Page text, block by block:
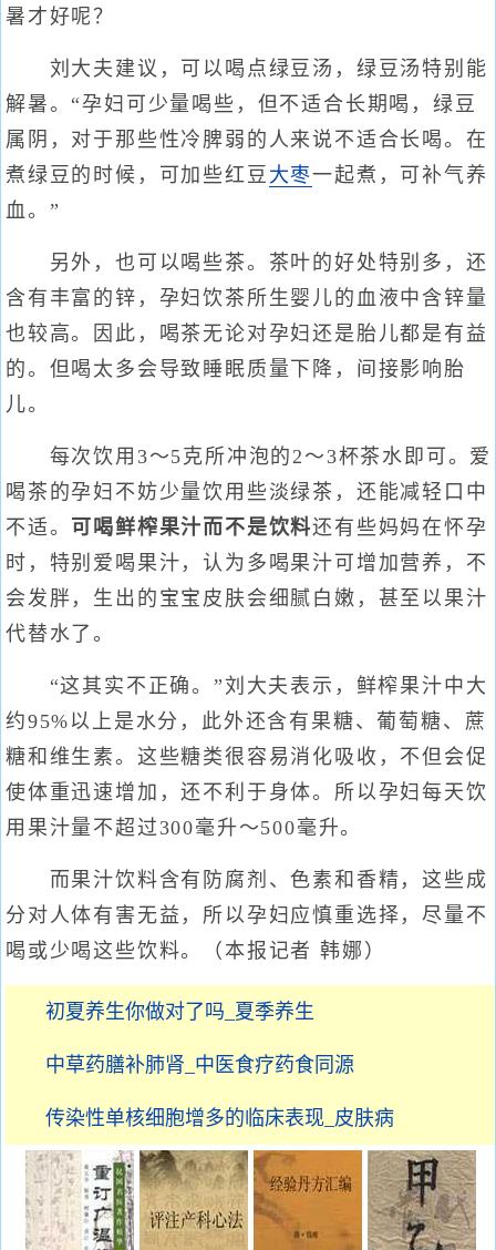
暑才好呢？
刘大夫建议，可以喝点绿豆汤，绿豆汤特别能
解暑。“孕妇可少量喝些，但不适合长期喝，绿豆
属阴，对于那些性冷脾弱的人来说不适合长喝。在
煮绿豆的时候，可加些红豆 大枣一起煮，可补气养
血。”
另外，也可以喝些茶。茶叶的好处特别多，还
含有丰富的锌，孕妇饮茶所生婴儿的血液中含锌量
也较高。因此，喝茶无论对孕妇还是胎儿都是有益
的。但喝太多会导致睡眠质量下降，间接影响胎
儿。
每次饮用3～5克所冲泡的2～3杯茶水即可。爱
喝茶的孕妇不妨少量饮用些淡绿茶，还能减轻口中
不适。 可喝鲜榨果汁而不是饮料还有些妈妈在怀孕
时，特别爱喝果汁，认为多喝果汁可增加营养，不
会发胖，生出的宝宝皮肤会细腻白嫩，甚至以果汁
代替水了。
“这其实不正确。”刘大夫表示，鲜榨果汁中大
约95%以上是水分，此外还含有果糖、葡萄糖、蔗
糖和维生素。这些糖类很容易消化吸收，不但会促
使体重迅速增加，还不利于身体。所以孕妇每天饮
用果汁量不超过300毫升～500毫升。
而果汁饮料含有防腐剂、色素和香精，这些成
分对人体有害无益，所以孕妇应慎重选择，尽量不
喝或少喝这些饮料。（本报记者 韩娜）
初夏养生你做对了吗_夏季养生
中草药膳补肺肾_中医食疗药食同源
传染性单核细胞增多的临床表现_皮肤病